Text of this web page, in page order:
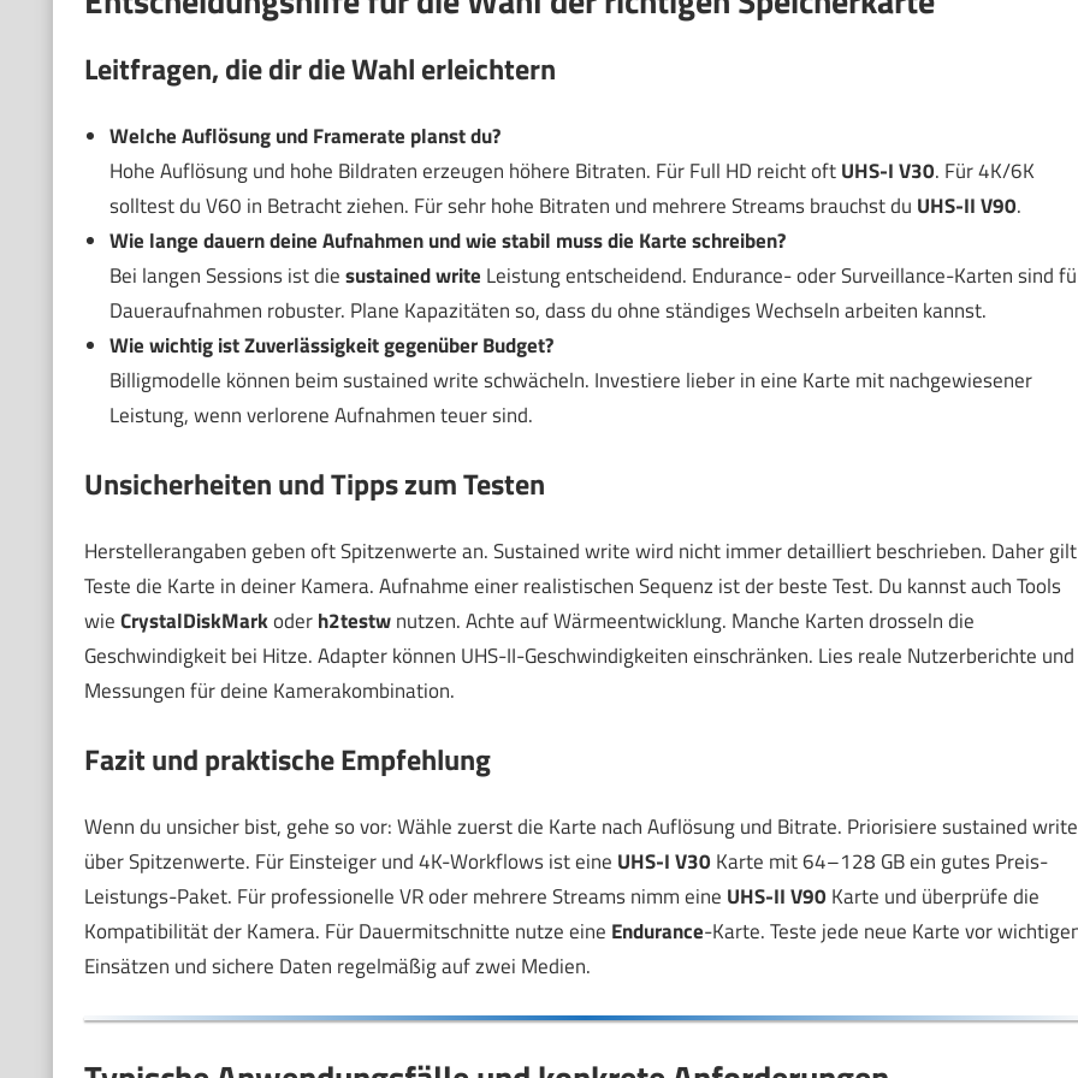
Leitfragen, die dir die Wahl erleichtern
Welche Auflösung und Framerate planst du?
Hohe Auflösung und hohe Bildraten erzeugen höhere Bitraten. Für Full HD reicht oftUHS-I V30. Für 4K/6K
solltest du V60 in Betracht ziehen. Für sehr hohe Bitraten und mehrere Streams brauchst du UHS-II V90.
Wie lange dauern deine Aufnahmen und wie stabil muss die Karte schreiben?
Bei langen Sessions ist diesustained write Leistung entscheidend. Endurance- oder Surveillance-Karten sind
Daueraufnahmen robuster. Plane Kapazitäten so, dass du ohne ständiges Wechseln arbeiten kannst.
Wie wichtig ist Zuverlässigkeit gegenüber Budget?
Billigmodelle können beim sustained write schwächeln. Investiere lieber in eine Karte mit nachgewiesener
Leistung, wenn verlorene Aufnahmen teuer sind.
Unsicherheiten und Tipps zum Testen
Herstellerangaben geben oft Spitzenwerte an. Sustained write wird nicht immer detailliert beschrieben. Daher
Teste die Karte in deiner Kamera. Aufnahme einer realistischen Sequenz ist der beste Test. Du kannst auch Tools
wieCrystalDiskMarkoderh2testwnutzen. Achte auf Wärmeentwicklung. Manche Karten drosseln die
Geschwindigkeit bei Hitze. Adapter können UHS-II-Geschwindigkeiten einschränken. Lies reale Nutzerberichte und
Messungen für deine Kamerakombination.
Fazit und praktische Empfehlung
Wenn du unsicher bist, gehe so vor: Wähle zuerst die Karte nach Auflösung und Bitrate. Priorisiere sustained write
über Spitzenwerte. Für Einsteiger und 4K-Workflows ist eine UHS-I V30 Karte mit 64–128 GB ein gutes Preis-
Leistungs-Paket. Für professionelle VR oder mehrere Streams nimm eine UHS-II V90 Karte und überprüfe die
Kompatibilität der Kamera. Für Dauermitschnitte nutze eine Endurance-Karte. Teste jede neue Karte vor
Einsätzen und sichere Daten regelmäßig auf zwei Medien.